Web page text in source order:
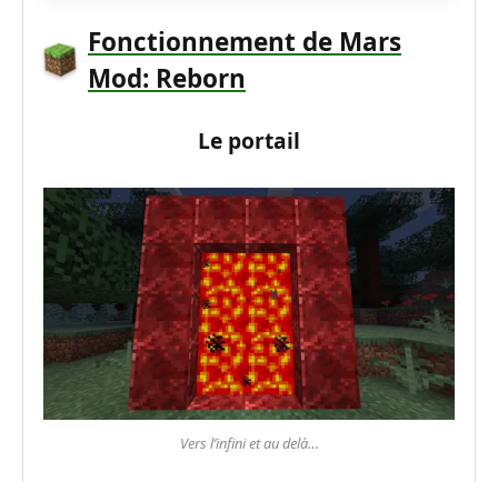
Fonctionnement de Mars
Mod: Reborn
Le portail
Vers l’infini et au delà…